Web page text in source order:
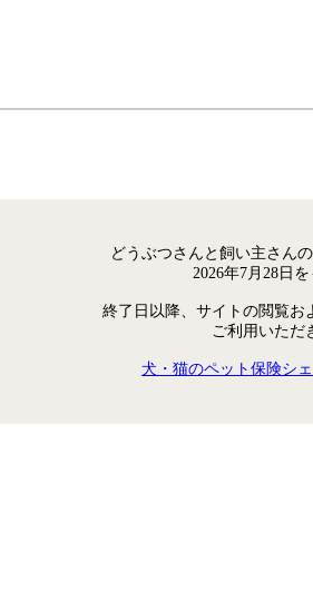
どうぶつさんと飼い主さん
2026年7月28日
終了日以降、サイトの閲覧お
ご利用いただ
犬・猫のペット保険シ